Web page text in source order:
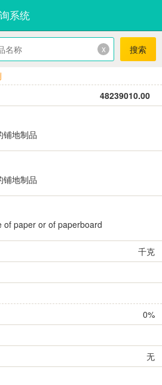
系统
x 搜索
48239010.00
铺地制品
铺地制品
of paper or of paperboard
千克
0%
无